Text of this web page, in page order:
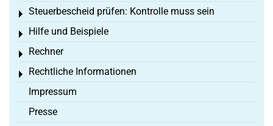
Steuerbescheid prüfen: Kontrolle muss sein
Toggle menu
Hilfe und Beispiele
Toggle menu
Rechner
Toggle menu
Rechtliche Informationen
Toggle menu
Impressum
Presse